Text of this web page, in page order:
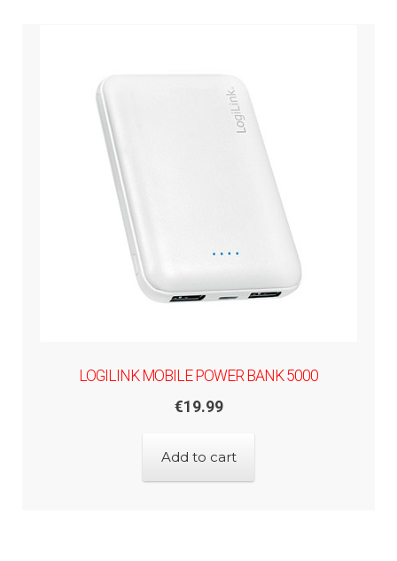
LOGILINK MOBILE POWER BANK 5000
€19.99
Add to cart